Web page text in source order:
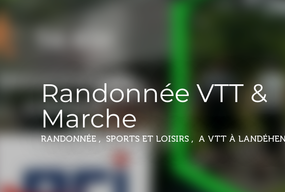
Randonnée VTT &
Marche
RANDONNÉE , SPORTS ET LOISIRS , A VTT À